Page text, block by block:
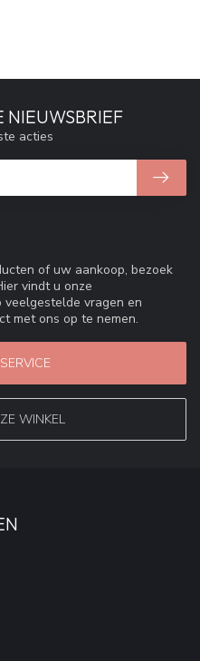
of uw aankoop, bezoek
vindt u onze
vragen en
met ons op te nemen.
WINKEL
NIEUWSBRIEF
acties